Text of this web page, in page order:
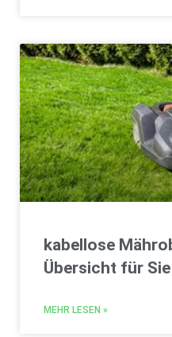
kabellose
Übersicht für Sie
MEHR LESEN »